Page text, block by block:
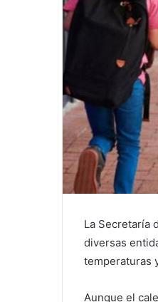
La Secretaría
diversas
temperaturas
Aunque el